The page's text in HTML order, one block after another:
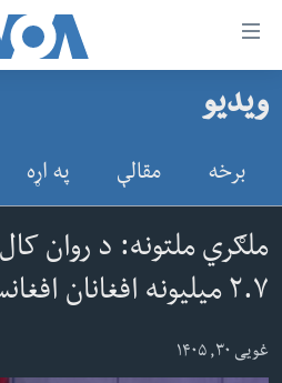
لاس
رسي
اتصالات
اصلي
شئ
کورپاڼه
افغانستان
سیمه
امریکا
نړۍ
ځوانان
ویدیو
برخه مقالې په اړه
ملګري ملتونه: د روان
۲.۷ میلیونه افغانان افغانستان ته ستانه شي
غویی ۳۰, ۱۴۰۵